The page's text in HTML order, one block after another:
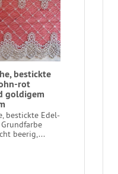
bestickte
rot
goldigem
bestickte Edel-
beerig,...